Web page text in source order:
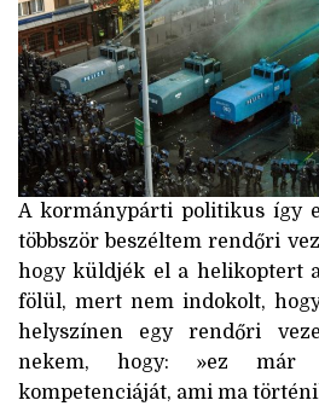
A kormánypárti politikus így
többször beszéltem rendőri
hogy küldjék el a helikoptert
fölül, mert nem indokolt,
helyszínen egy rendőri
nekem, hogy: »ez már
kompetenciáját, ami ma